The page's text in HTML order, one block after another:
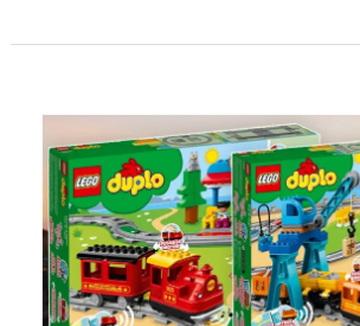
LEGO
Duplo
Eisenbahnen
–
Alles
über
die
beliebten
Sets
für
Kinder